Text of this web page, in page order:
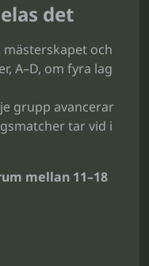
det
och
A–D, om fyra lag
grupp avancerar
tar vid i
mellan 11–18